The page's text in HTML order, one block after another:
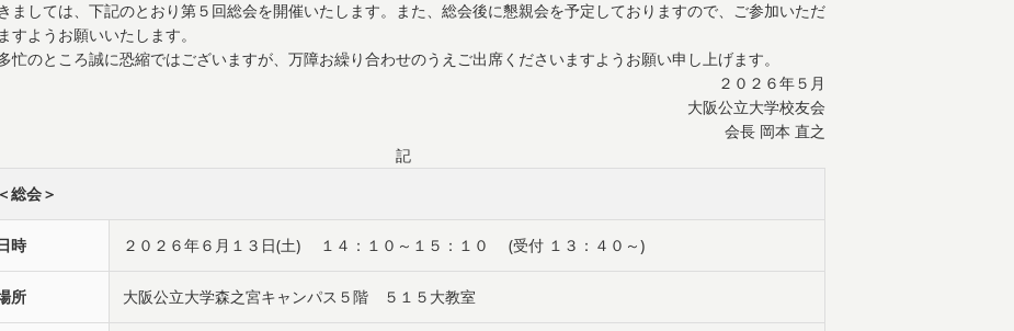
ましては、下記のとおり第５回総会を開催いたします。また、総会後に懇親会を予定しておりますので、ご参加いただ
すようお願いいたします。
忙のところ誠に恐縮ではございますが、万障お繰り合わせのうえご出席くださいますようお願い申し上げます。
２０２６年５月
大阪公立大学校友会
会長 岡本 直之
記
＜総会＞
時 ２０２６年６月１３日(土) １４：１０～１５：１０ (受付 １３：４０～)
所 大阪公立大学森之宮キャンパス５階 ５１５大教室